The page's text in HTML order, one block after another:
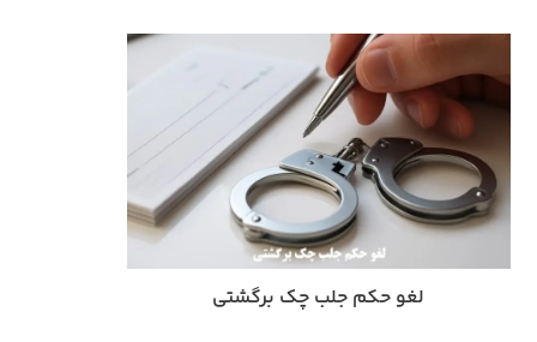
لغو حکم جلب چک برگشتی